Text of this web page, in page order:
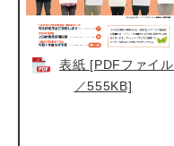
表紙 [PDFファイル
／555KB]